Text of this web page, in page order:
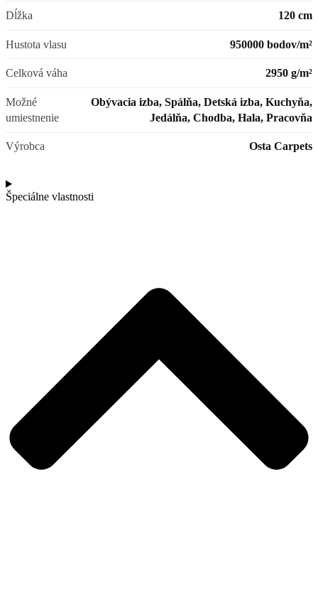
Dĺžka 120 cm
Hustota vlasu 950000 bodov/m²
Celková váha 2950 g/m²
Možné
umiestnenie
Obývacia izba, Spálňa, Detská izba, Kuchyňa,
Jedálňa, Chodba, Hala, Pracovňa
Výrobca Osta Carpets
Špeciálne vlastnosti